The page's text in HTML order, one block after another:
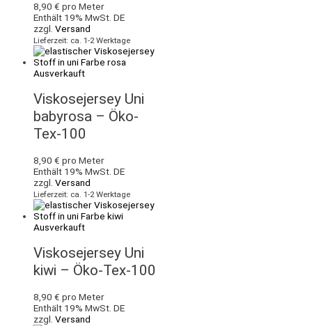
8,90 € pro Meter
Enthält 19% MwSt. DE
zzgl. Versand
Lieferzeit: ca. 1-2 Werktage
Ausverkauft
Viskosejersey Uni
babyrosa – Öko-
Tex-100
8,90 € pro Meter
Enthält 19% MwSt. DE
zzgl. Versand
Lieferzeit: ca. 1-2 Werktage
Ausverkauft
Viskosejersey Uni
kiwi – Öko-Tex-100
8,90 € pro Meter
Enthält 19% MwSt. DE
zzgl. Versand